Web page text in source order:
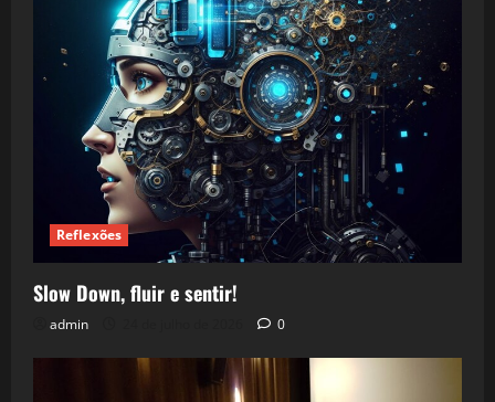
Reflexões
Slow Down, fluir e sentir!
admin 0